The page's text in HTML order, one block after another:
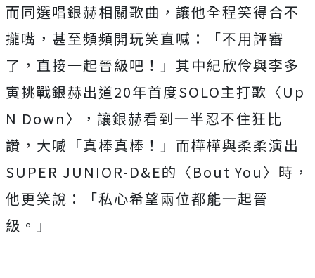
而同選唱銀赫相關歌曲，讓他全程笑得合不
攏嘴， 甚至頻頻開玩笑直喊：「不用評審
了，直接一起晉級吧！」 其中紀欣伶與李多
寅挑戰銀赫出道20年首度SOLO主打歌〈Up
N Down〉，讓銀赫看到一半忍不住狂比
讚，大喊「真棒真棒！」 而樺樺與柔柔演出
SUPER JUNIOR-D&E的〈Bout You〉時，
他更笑說：「私心希望兩位都能一起晉
級。」